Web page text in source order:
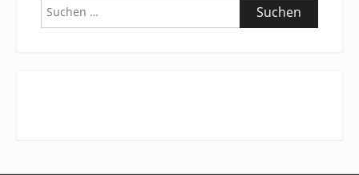
Suchen
nach: